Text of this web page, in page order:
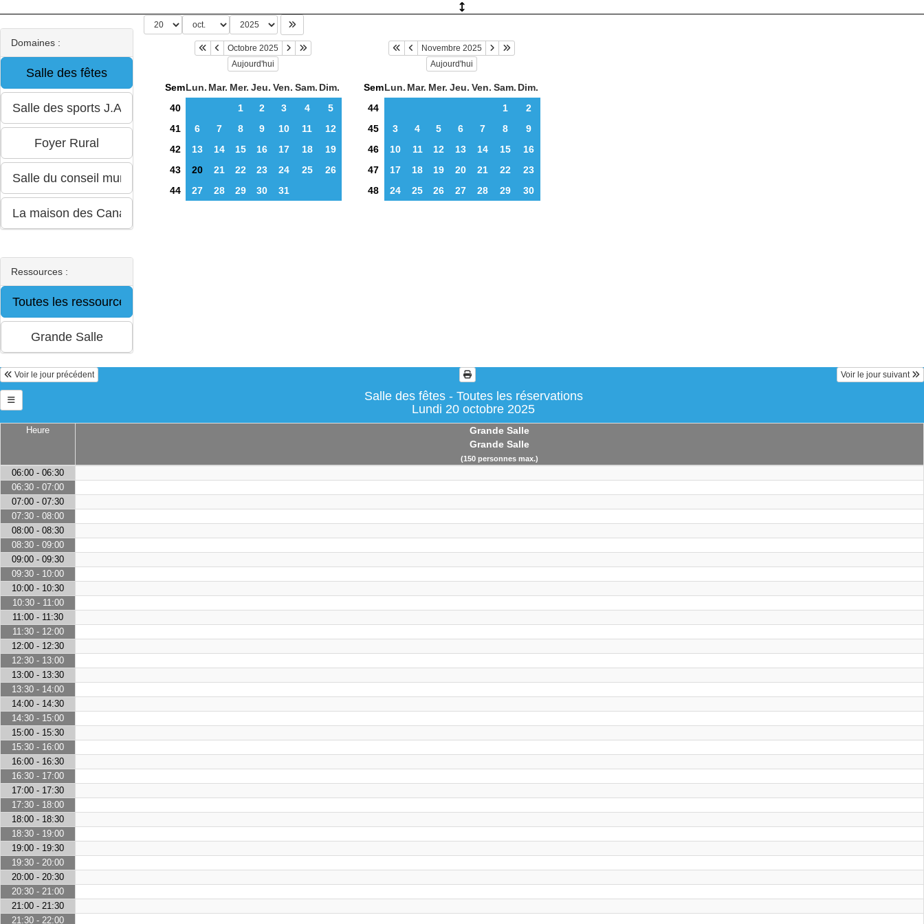
Domaines :
Ressources :
Octobre 2025
Aujourd'hui
SemLun. Mar. Mer. Jeu. Ven. Sam. Dim.
40
1 2 3 4
5
41
6 7 8 9 10 11
12
42
13 14 15 16 17 18
19
43
20 21 22 23 24 25
26
44
27 28 29 30 31
Novembre 2025
Aujourd'hui
SemLun. Mar. Mer. Jeu. Ven. Sam. Dim.
44
1
2
45
3 4 5 6 7 8
9
46
10 11 12 13 14 15
16
47
17 18 19 20 21 22
23
48
24 25 26 27 28 29 30
Voir le jour précédent Voir le jour suivant
Salle des fêtes - Toutes les réservations
Lundi 20 octobre 2025
Heure
Grande Salle
Grande Salle
(150 personnes max.)
06:00 - 06:30
06:30 - 07:00
07:00 - 07:30
07:30 - 08:00
08:00 - 08:30
08:30 - 09:00
09:00 - 09:30
09:30 - 10:00
10:00 - 10:30
10:30 - 11:00
11:00 - 11:30
11:30 - 12:00
12:00 - 12:30
12:30 - 13:00
13:00 - 13:30
13:30 - 14:00
14:00 - 14:30
14:30 - 15:00
15:00 - 15:30
15:30 - 16:00
16:00 - 16:30
16:30 - 17:00
17:00 - 17:30
17:30 - 18:00
18:00 - 18:30
18:30 - 19:00
19:00 - 19:30
19:30 - 20:00
20:00 - 20:30
20:30 - 21:00
21:00 - 21:30
21:30 - 22:00